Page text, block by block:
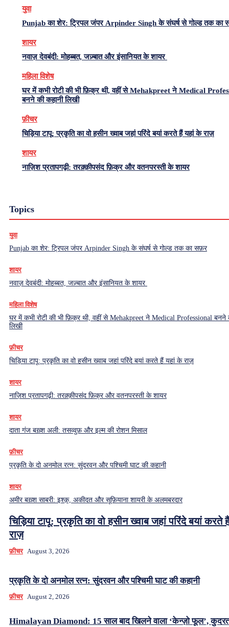
युवा
Punjab का शेर: ट्रिपल जंपर Arpinder Singh के संघर्ष से गोल्ड तक का
शायर
नवाज़ देवबंदी: मोहब्बत, जज़्बात और इंसानियत के शायर
महिला विशेष
घर में कभी रोटी की भी फ़िक्र थी, वहीं से Mehakpreet ने Medical
बनने की कहानी लिखी
फ़ीचर
चिड़िया टापू: प्रकृति का वो हसीन ख्वाब जहां परिंदे बयां करते हैं यहां के राज़
शायर
नाज़िश प्रतापगढ़ी: तरक़्क़ीपसंद फ़िक्र और वतनपरस्ती के शायर
Topics
युवा
Punjab का शेर: ट्रिपल जंपर Arpinder Singh के संघर्ष से गोल्ड तक का सफ़र
शायर
नवाज़ देवबंदी: मोहब्बत, जज़्बात और इंसानियत के शायर
महिला विशेष
घर में कभी रोटी की भी फ़िक्र थी, वहीं से Mehakpreet ने Medical Professional बनने
लिखी
फ़ीचर
चिड़िया टापू: प्रकृति का वो हसीन ख्वाब जहां परिंदे बयां करते हैं यहां के राज़
शायर
नाज़िश प्रतापगढ़ी: तरक़्क़ीपसंद फ़िक्र और वतनपरस्ती के शायर
शायर
दाता गंज बख़्श अली: तसव्वुफ़ और इल्म की रोशन मिसाल
फ़ीचर
प्रकृति के दो अनमोल रत्न: सुंदरवन और पश्चिमी घाट की कहानी
शायर
अमीर बख़्श साबरी: इश्क़, अकीदत और सूफ़ियाना शायरी के अलमबरदार
चिड़िया टापू: प्रकृति का वो हसीन ख्वाब जहां परिंदे बयां करते
राज़
फ़ीचर August 3, 2026
प्रकृति के दो अनमोल रत्न: सुंदरवन और पश्चिमी घाट की कहानी
फ़ीचर August 2, 2026
Himalayan Diamond: 15 साल बाद खिलने वाला ‘केन्ज़ो फूल’,